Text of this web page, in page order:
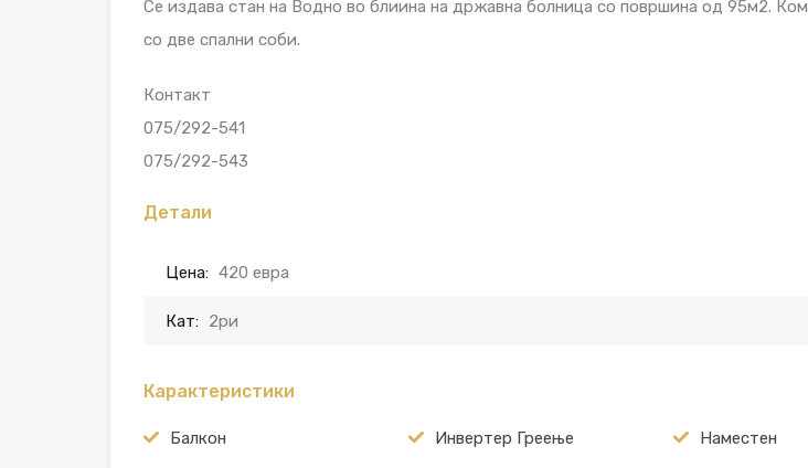
Се издава стан на Водно во блиина на државна болница со површина од 95м2.
со две спални соби.
Контакт
075/292-541
075/292-543
Детали
Цена: 420 евра
Кат: 2ри
Карактеристики
Балкон Инвертер Греење Наместен